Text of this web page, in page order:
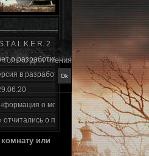
2
о разработке!
в разработке!
о моде за июнь 2020
о проделанной работе
только для чтения
или